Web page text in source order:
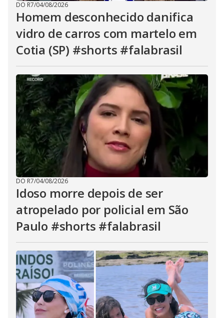
DO R7/04/08/2026
Homem desconhecido danifica
vidro de carros com martelo em
Cotia (SP) #shorts #falabrasil
DO R7/04/08/2026
Idoso morre depois de ser
atropelado por policial em São
Paulo #shorts #falabrasil